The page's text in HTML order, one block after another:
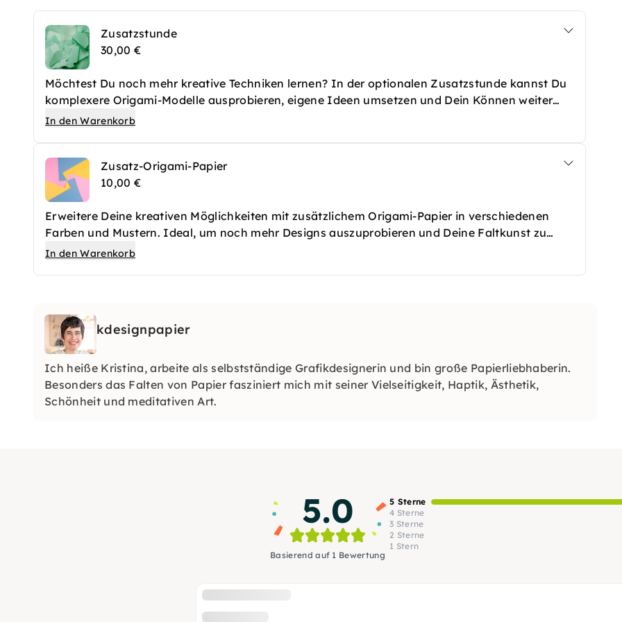
Zusatzstunde
30,00 €
Möchtest Du noch mehr kreative Techniken lernen? In der optionalen Zusatzstunde kannst Du
komplexere Origami-Modelle ausprobieren, eigene Ideen umsetzen und Dein Können weiter
vertiefen – mit persönlicher Anleitung und zusätzlichen Materialien. Perfekt für alle, die noch
In den Warenkorb
Zusatz-Origami-Papier
10,00 €
Erweitere Deine kreativen Möglichkeiten mit zusätzlichem Origami-Papier in verschiedenen
Farben und Mustern. Ideal, um noch mehr Designs auszuprobieren und Deine Faltkunst zu
perfektionieren!
In den Warenkorb
kdesignpapier
Ich heiße Kristina, arbeite als selbstständige Grafikdesignerin und bin große Papierliebhaberin.
Besonders das Falten von Papier fasziniert mich mit seiner Vielseitigkeit, Haptik, Ästhetik,
Schönheit und meditativen Art.
5.0
Basierend auf 1 Bewertung
5 Sterne
4 Sterne
3 Sterne
2 Sterne
1 Stern